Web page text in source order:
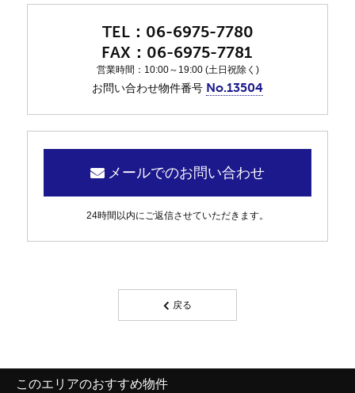
06-6975-7780
06-6975-7781
営業時間：10:00～19:00 (土日祝除く)
お問い合わせ物件番号 No.13504
メールでのお問い合わせ
24時間以内にご返信させていただきます。
戻る
このエリアのおすすめ物件